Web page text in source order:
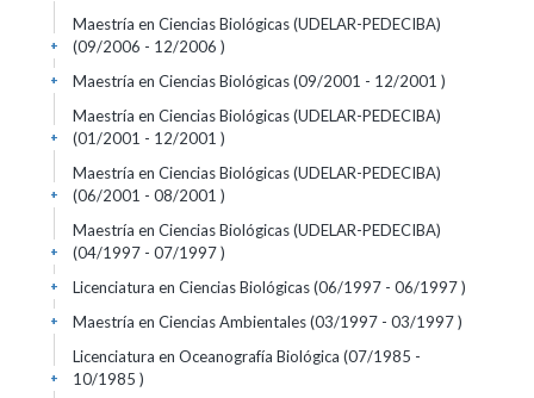
Maestría en Ciencias Biológicas (UDELAR-PEDECIBA)
(09/2006 - 12/2006 )
+
Maestría en Ciencias Biológicas (09/2001 - 12/2001 )
+
Maestría en Ciencias Biológicas (UDELAR-PEDECIBA)
(01/2001 - 12/2001 )
+
Maestría en Ciencias Biológicas (UDELAR-PEDECIBA)
(06/2001 - 08/2001 )
+
Maestría en Ciencias Biológicas (UDELAR-PEDECIBA)
(04/1997 - 07/1997 )
+
Licenciatura en Ciencias Biológicas (06/1997 - 06/1997 )
+
Maestría en Ciencias Ambientales (03/1997 - 03/1997 )
+
Licenciatura en Oceanografía Biológica (07/1985 -
10/1985 )
+